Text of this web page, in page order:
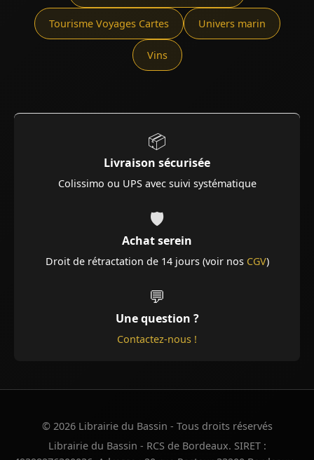
Tourisme Voyages Cartes Univers marin
Vins
📦
Livraison sécurisée
Colissimo ou UPS avec suivi systématique
🛡️
Achat serein
Droit de rétractation de 14 jours (voir nos CGV)
💬
Une question ?
Contactez-nous !
© 2026 Librairie du Bassin - Tous droits réservés
Librairie du Bassin - RCS de Bordeaux. SIRET :